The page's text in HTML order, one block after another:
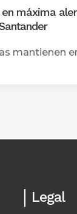
máxima
mantienen
Legal